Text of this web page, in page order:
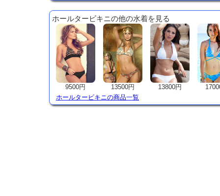
ホールタービキニの他の水着を見る
9500円 13500円 13800円
ホールタービキニの商品一覧